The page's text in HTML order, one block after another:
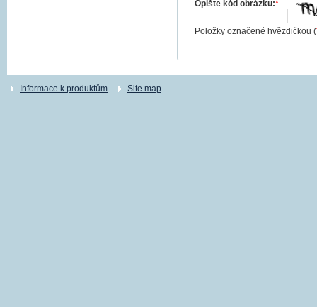
Opište kód obrázku:*
Položky označené hvězdičkou (
Informace k produktům Site map